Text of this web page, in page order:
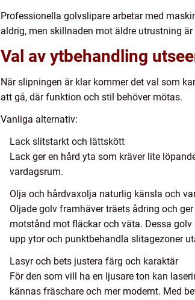
Professionella golvslipare arbetar med
aldrig, men skillnaden mot äldre utrustning
Val av ytbehandling
När slipningen är klar kommer det val som
att gå, där funktion och stil behöver mötas.
Vanliga alternativ:
Lack slitstarkt och lättskött
Lack ger en hård yta som kräver lite
vardagsrum.
Olja och hårdvaxolja naturlig känsla och
Oljade golv framhäver träets ådring och
motstånd mot fläckar och väta. Dessa
upp ytor och punktbehandla slitagezoner
Lasyr och bets justera färg och karaktär
För den som vill ha en ljusare ton kan
kännas fräschare och mer modernt. Med